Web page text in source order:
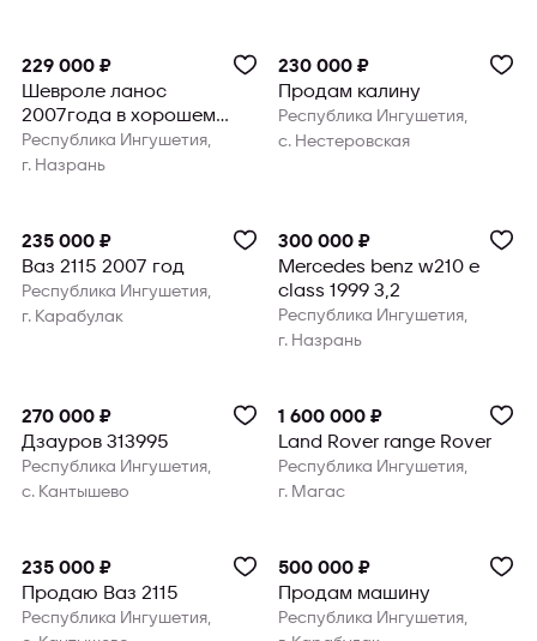
229 000 ₽
Шевроле ланос
2007года в хорошем
состоянии
Республика Ингушетия,
г. Назрань
230 000 ₽
Продам калину
Республика Ингушетия,
с. Нестеровская
235 000 ₽
Ваз 2115 2007 год
Республика Ингушетия,
г. Карабулак
300 000 ₽
Mercedes benz w210 e
class 1999 3,2
Республика Ингушетия,
г. Назрань
270 000 ₽
Дзауров 313995
Республика Ингушетия,
с. Кантышево
1 600 000 ₽
Land Rover range Rover
Республика Ингушетия,
г. Магас
235 000 ₽
Продаю Ваз 2115
Республика Ингушетия,
500 000 ₽
Продам машину
Республика Ингушетия,